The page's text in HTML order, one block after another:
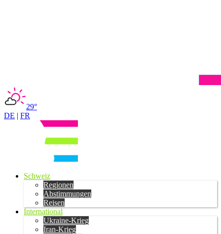
29°
DE | FR
Schweiz
Regionen
Abstimmungen
Reisen
International
Ukraine-Krieg
Iran-Krieg